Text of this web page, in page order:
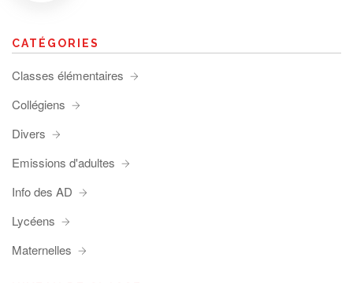
CATÉGORIES
Classes élémentaires
Collégiens
Divers
Emissions d'adultes
Info des AD
Lycéens
Maternelles